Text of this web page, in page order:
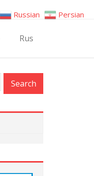
Rus
Russian Persian